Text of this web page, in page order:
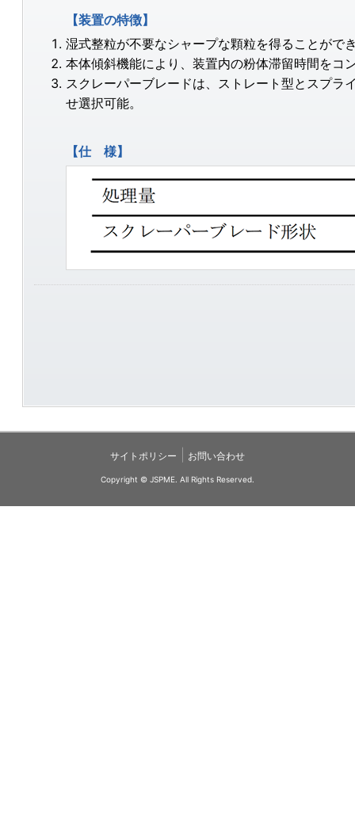
【装置の特徴】
湿式整粒が不要なシャープな顆粒を得ることがで
本体傾斜機能により、装置内の粉体滞留時間をコ
スクレーパーブレードは、ストレート型とスプラ
せ選択可能。
【仕 様】
サイトポリシー お問い合わせ
Copyright © JSPME. All Rights Reserved.